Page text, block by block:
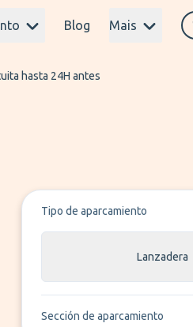
Blog Mais
hasta 24H antes
Tipo de aparcamiento
Lanzadera
Sección de aparcamiento